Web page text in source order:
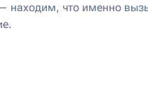
находим, что именно